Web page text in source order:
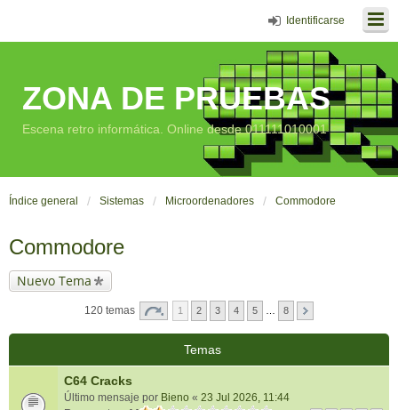
Identificarse
ZONA DE PRUEBAS
Escena retro informática. Online desde 011111010001
Índice general Sistemas Microordenadores Commodore
Commodore
Nuevo Tema
120 temas 1 2 3 4 5 8
Temas
C64 Cracks
Último mensaje por Bieno « 23 Jul 2026, 11:44